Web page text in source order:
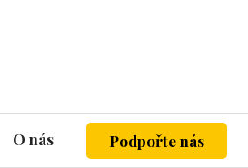
O nás Podpořte nás